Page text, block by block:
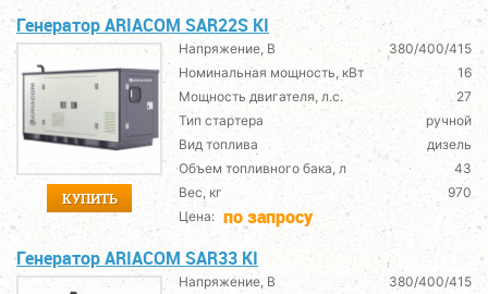
Генератор ARIACOM SAR22S KI
КУПИТЬ
Напряжение, В
380/400/415
Номинальная мощность, кВт
16
Мощность двигателя, л.с.
27
Тип стартера
ручной
Вид топлива
дизель
Объем топливного бака, л
43
Вес, кг
970
Цена: по запросу
Генератор ARIACOM SAR33 KI
Напряжение, В
380/400/415